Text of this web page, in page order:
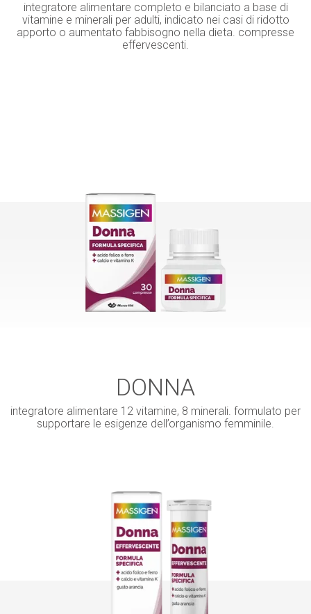
integratore alimentare completo e bilanciato a base di
vitamine e minerali per adulti, indicato nei casi di ridotto
apporto o aumentato fabbisogno nella dieta. compresse
effervescenti.
DONNA
integratore alimentare 12 vitamine, 8 minerali. formulato per
supportare le esigenze dell’organismo femminile.